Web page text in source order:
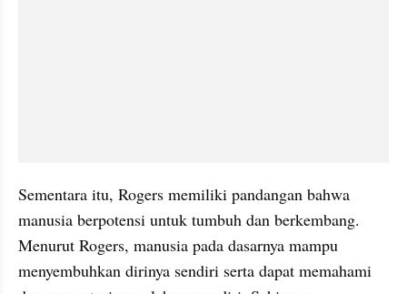
Sementara itu, Rogers memiliki pandangan bahwa
manusia berpotensi untuk tumbuh dan berkembang.
Menurut Rogers, manusia pada dasarnya mampu
menyembuhkan dirinya sendiri serta dapat memahami